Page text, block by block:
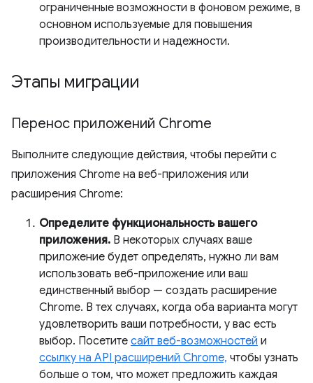
ограниченные возможности в фоновом режиме, в
основном используемые для повышения
производительности и надежности.
Этапы миграции
Перенос приложений Chrome
Выполните следующие действия, чтобы перейти с
приложения Chrome на веб-приложения или
расширения Chrome:
Определите функциональность вашего
приложения. В некоторых случаях ваше
приложение будет определять, нужно ли вам
использовать веб-приложение или ваш
единственный выбор — создать расширение
Chrome. В тех случаях, когда оба варианта могут
удовлетворить ваши потребности, у вас есть
выбор. Посетите сайт веб-возможностей и
ссылку на API расширений Chrome, чтобы узнать
больше о том, что может предложить каждая